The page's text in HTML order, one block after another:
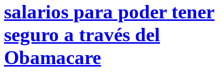
salarios para poder tener
seguro a través del
Obamacare